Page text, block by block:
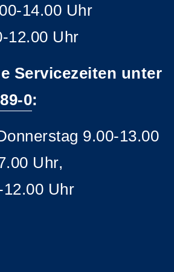
14.00 Uhr
12.00 Uhr
Servicezeiten unter
0:
9.00-13.00
Uhr,
Uhr